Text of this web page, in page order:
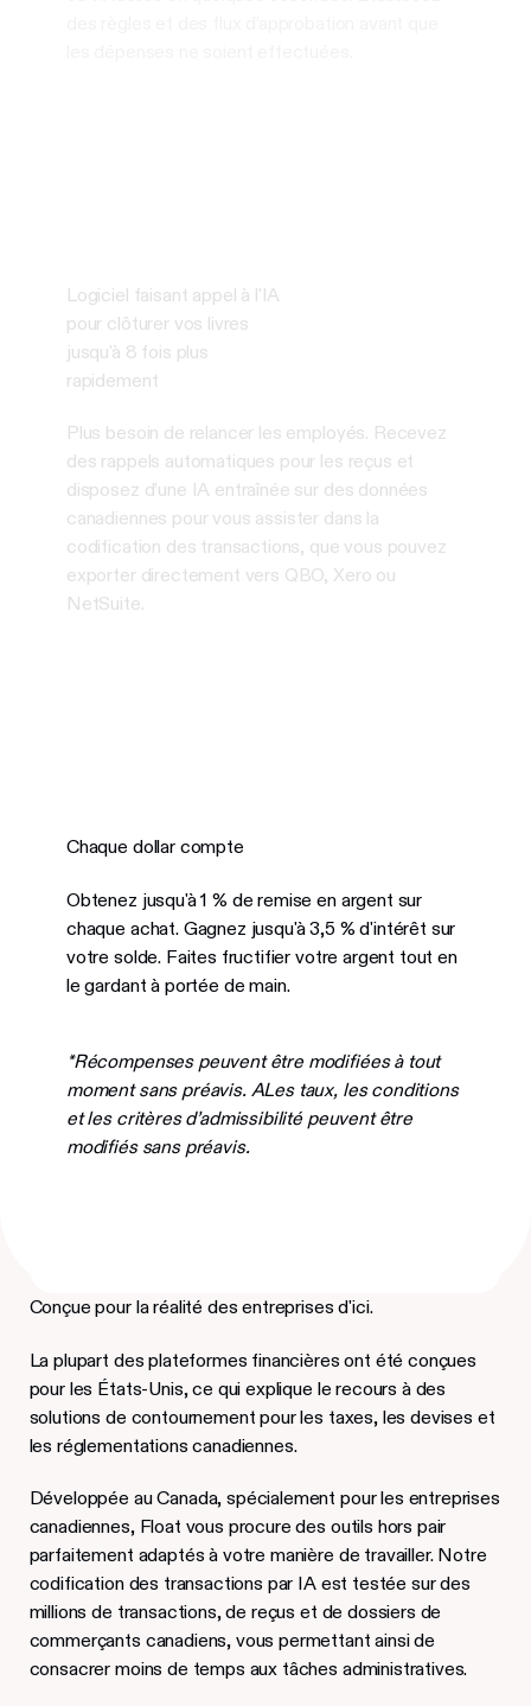
Logiciel faisant appel à l'IA
pour clôturer vos livres
jusqu'à 8 fois plus
rapidement
Plus besoin de relancer les employés. Recevez
des rappels automatiques pour les reçus et
disposez d’une IA entraînée sur des données
canadiennes pour vous assister dans la
codification des transactions, que vous pouvez
exporter directement vers QBO, Xero ou
NetSuite.
Chaque dollar compte
Obtenez jusqu'à 1 % de remise en argent sur
chaque achat. Gagnez jusqu'à 3,5 % d'intérêt sur
votre solde. Faites fructifier votre argent tout en
le gardant à portée de main.
*Récompenses peuvent être modifiées à tout
moment sans préavis. ALes taux, les conditions
et les critères d’admissibilité peuvent être
modifiés sans préavis.
Conçue pour la réalité des entreprises d'ici.
La plupart des plateformes financières ont été conçues
pour les États-Unis, ce qui explique le recours à des
solutions de contournement pour les taxes, les devises et
les réglementations canadiennes.
Développée au Canada, spécialement pour les entreprises
canadiennes, Float vous procure des outils hors pair
parfaitement adaptés à votre manière de travailler. Notre
codification des transactions par IA est testée sur des
millions de transactions, de reçus et de dossiers de
commerçants canadiens, vous permettant ainsi de
consacrer moins de temps aux tâches administratives.